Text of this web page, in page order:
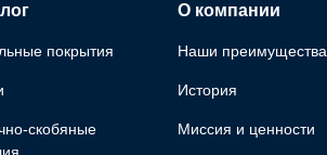
покрытия
скобяные
О компании
Наши преимущества
История
Миссия и ценности